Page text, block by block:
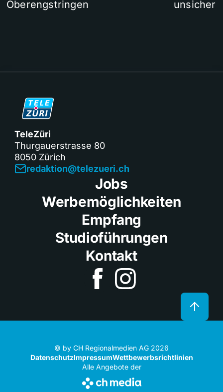
Oberengstringen
unsicher
TeleZüri
Thurgauerstrasse 80
8050 Zürich
redaktion@telezueri.ch
Jobs
Werbemöglichkeiten
Empfang
Studioführungen
Kontakt
© by CH Regionalmedien AG 2026
DatenschutzImpressumWettbewerbsrichtlinien
Alle Angebote der